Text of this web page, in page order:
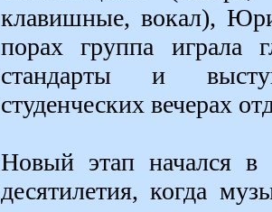
клавишные, вокал),
порах группа играла
стандарты и
студенческих вечерах
Новый этап начался в
десятилетия, когда